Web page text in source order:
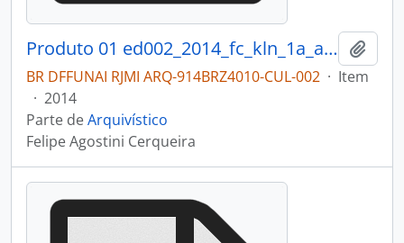
Produto 01 ed002_2014_fc_kln_1a_anexo1_arqui.pdf
BR DFFUNAI RJMI ARQ-914BRZ4010-CUL-002 · Item
· 2014
Parte deArquivístico
Felipe Agostini Cerqueira